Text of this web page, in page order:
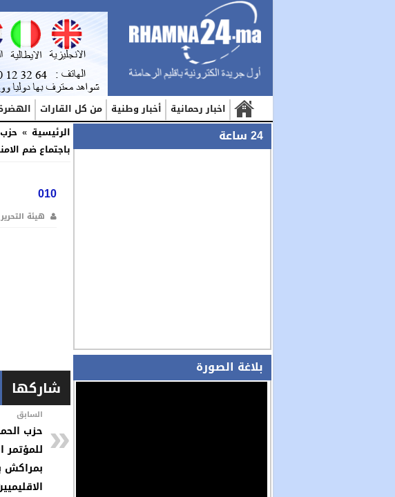
اخبار رحمانية أخبار وطنية من كل القارات
24 ساعة
بلاغة الصورة
الرئيسية »
باجتماع ضم
010
هيئة التحرير
شاركها
السابق
حزب
بمراكش